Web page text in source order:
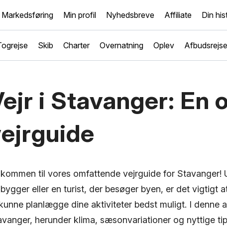
Markedsføring Min profil Nyhedsbreve Affiliate Din
Skib Charter Overnatning Oplev
i Stavanger: En
til vores omfattende vejrguide for Stavanger!
eller en turist, der besøger byen, er det vigtigt
planlægge dine aktiviteter bedst muligt. I denne
herunder klima, sæsonvariationer og nyttige